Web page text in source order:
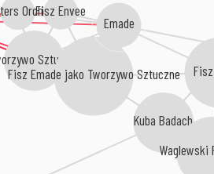
Orchestra
Sztuczne
Fisz Emade jako Tworzywo Sztuczne
Fisz Envee
Emade
Kuba Badach
Waglewski